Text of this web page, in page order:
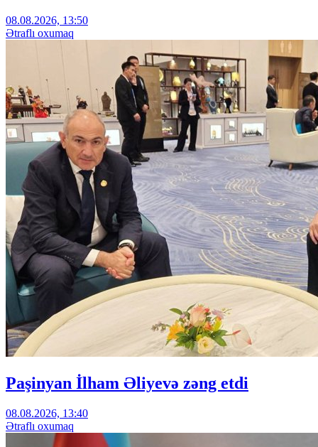
08.08.2026, 13:50
Ətraflı oxumaq
Paşinyan İlham Əliyevə zəng etdi
08.08.2026, 13:40
Ətraflı oxumaq